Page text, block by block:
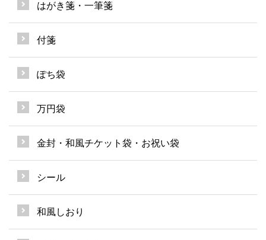
はがき箋・一筆箋
付箋
ぽち袋
万円袋
金封・和風チケット袋・お祝い袋
シール
和風しおり